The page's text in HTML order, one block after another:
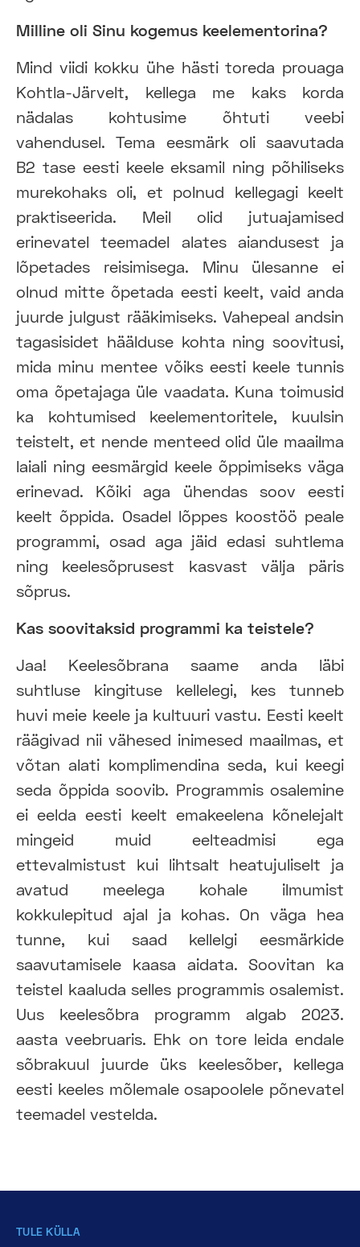
Milline oli Sinu kogemus keelementorina?
Mind viidi kokku ühe hästi toreda prouaga
Kohtla-Järvelt, kellega me kaks korda
nädalas kohtusime õhtuti veebi
vahendusel. Tema eesmärk oli saavutada
B2 tase eesti keele eksamil ning põhiliseks
murekohaks oli, et polnud kellegagi keelt
praktiseerida. Meil olid jutuajamised
erinevatel teemadel alates aiandusest ja
lõpetades reisimisega. Minu ülesanne ei
olnud mitte õpetada eesti keelt, vaid anda
juurde julgust rääkimiseks. Vahepeal andsin
tagasisidet häälduse kohta ning soovitusi,
mida minu mentee võiks eesti keele tunnis
oma õpetajaga üle vaadata. Kuna toimusid
ka kohtumised keelementoritele, kuulsin
teistelt, et nende menteed olid üle maailma
laiali ning eesmärgid keele õppimiseks väga
erinevad. Kõiki aga ühendas soov eesti
keelt õppida. Osadel lõppes koostöö peale
programmi, osad aga jäid edasi suhtlema
ning keelesõprusest kasvast välja päris
sõprus.
Kas soovitaksid programmi ka teistele?
Jaa! Keelesõbrana saame anda läbi
suhtluse kingituse kellelegi, kes tunneb
huvi meie keele ja kultuuri vastu. Eesti keelt
räägivad nii vähesed inimesed maailmas, et
võtan alati komplimendina seda, kui keegi
seda õppida soovib. Programmis osalemine
ei eelda eesti keelt emakeelena kõnelejalt
mingeid muid eelteadmisi ega
ettevalmistust kui lihtsalt heatujuliselt ja
avatud meelega kohale ilmumist
kokkulepitud ajal ja kohas. On väga hea
tunne, kui saad kellelgi eesmärkide
saavutamisele kaasa aidata. Soovitan ka
teistel kaaluda selles programmis osalemist.
Uus keelesõbra programm algab 2023.
aasta veebruaris. Ehk on tore leida endale
sõbrakuul juurde üks keelesõber, kellega
eesti keeles mõlemale osapoolele põnevatel
teemadel vestelda.
TULE KÜLLA